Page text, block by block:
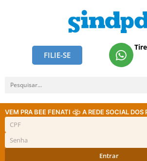
FILIE-SE
VEM PRA BEE FENATI A REDE SOCIAL DOS
Entrar